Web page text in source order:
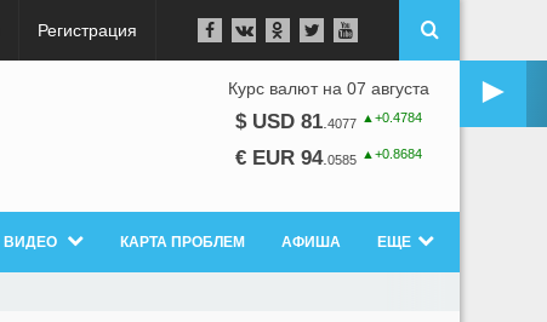
Регистрация
►
Курс валют на 07 августа
$ USD 81 4077 ▲+0.4784
€ EUR 94. 0585 ▲+0.8684
ВИДЕО КАРТА ПРОБЛЕМ АФИША ЕЩЕ